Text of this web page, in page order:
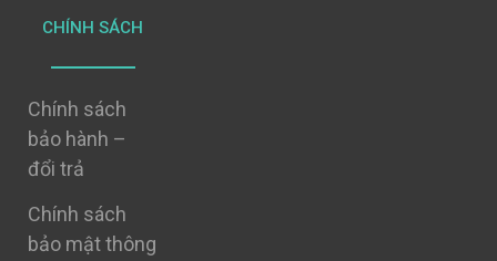
CHÍNH SÁCH
Chính sách
bảo hành –
đổi trả
Chính sách
bảo mật thông